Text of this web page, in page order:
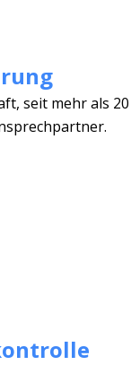
seit mehr als 20